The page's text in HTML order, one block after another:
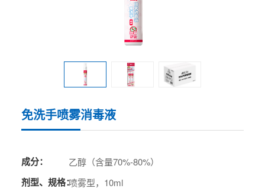
免洗手喷雾消毒液
成分： 乙醇（含量70%-80%）
剂型、规格：喷雾型，10ml